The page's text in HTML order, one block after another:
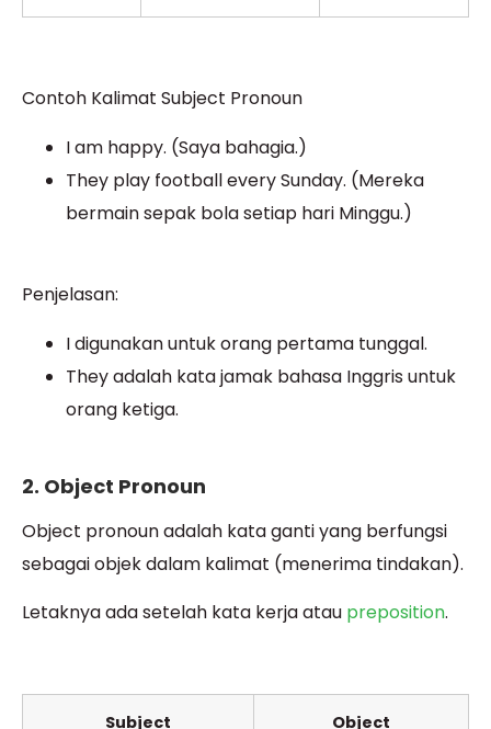
Contoh Kalimat Subject Pronoun
I am happy. (Saya bahagia.)
They play football every Sunday. (Mereka
bermain sepak bola setiap hari Minggu.)
Penjelasan:
I digunakan untuk orang pertama tunggal.
They adalah kata jamak bahasa Inggris untuk
orang ketiga.
2. Object Pronoun
Object pronoun adalah kata ganti yang berfungsi
sebagai objek dalam kalimat (menerima tindakan).
Letaknya ada setelah kata kerja atau preposition.
Subject Object